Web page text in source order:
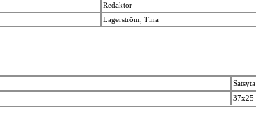
Redaktör
Lagerström, Tina
Satsyta
37x25